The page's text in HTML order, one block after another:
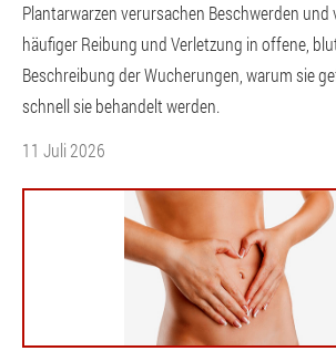
Plantarwarzen verursachen Beschwerden und
häufiger Reibung und Verletzung in offene,
Beschreibung der Wucherungen, warum sie
schnell sie behandelt werden.
11 Juli 2026